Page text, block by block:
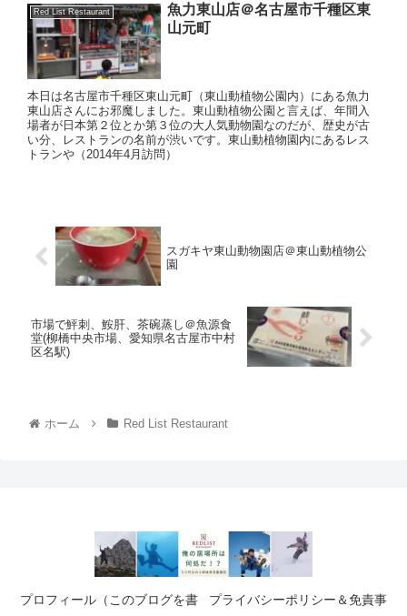
Red List Restaurant
魚力東山店＠名古屋市千種区東
山元町
本日は名古屋市千種区東山元町（東山動植物公園内）にある魚力
東山店さんにお邪魔しました。東山動植物公園と言えば、年間入
場者が日本第２位とか第３位の大人気動物園なのだが、歴史が古
い分、レストランの名前が渋いです。東山動植物園内にあるレス
トランや（2014年4月訪問）
スガキヤ東山動物園店＠東山動植物公
園
市場で鮃刺、鮟肝、茶碗蒸し＠魚源食
堂(柳橋中央市場、愛知県名古屋市中村
区名駅)
ホーム Red List Restaurant
プロフィール（このブログを書
プライバシーポリシー＆免責事